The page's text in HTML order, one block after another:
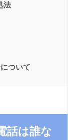
法
ついて
話は誰な